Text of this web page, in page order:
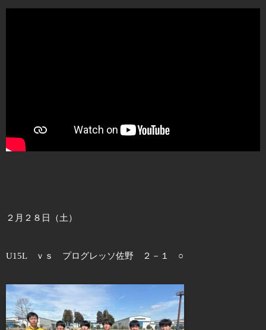
２月２８日（土）
U15L ｖｓ プログレッソ佐野 ２－１ ○